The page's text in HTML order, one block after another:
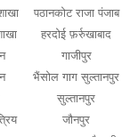
पठानकोट राजा पंजाब
हरदोई फ़र्रुखाबाद
गाजीपुर
भैंसोल गाग सुल्तानपुर
सुल्तानपुर
जौनपुर